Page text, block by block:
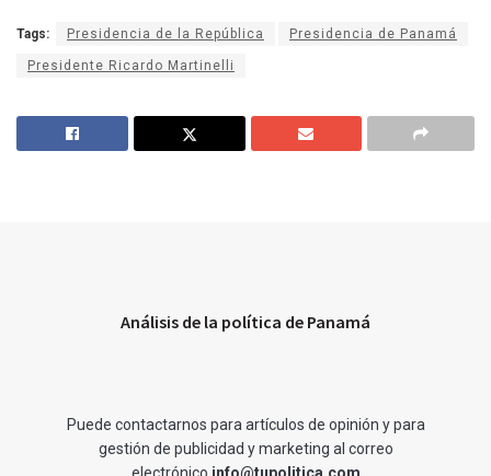
Tags: Presidencia de la República Presidencia de Panamá
Presidente Ricardo Martinelli
Análisis de la política de Panamá
Puede contactarnos para artículos de opinión y para
gestión de publicidad y marketing al correo